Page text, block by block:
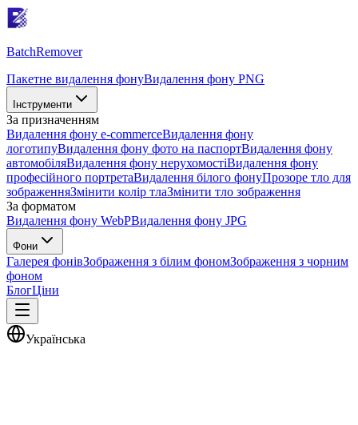
BatchRemover
Пакетне видалення фонуВидалення фону PNG
Інструменти
За призначенням
Видалення фону e-commerceВидалення фону
логотипуВидалення фону фото на паспортВидалення фону
автомобіляВидалення фону нерухомостіВидалення фону
професійного портретаВидалення білого фонуПрозоре тло для
зображенняЗмінити колір тлаЗмінити тло зображення
За форматом
Видалення фону WebPВидалення фону JPG
Фони
Галерея фонівЗображення з білим фономЗображення з чорним
фоном
БлогЦіни
Українська